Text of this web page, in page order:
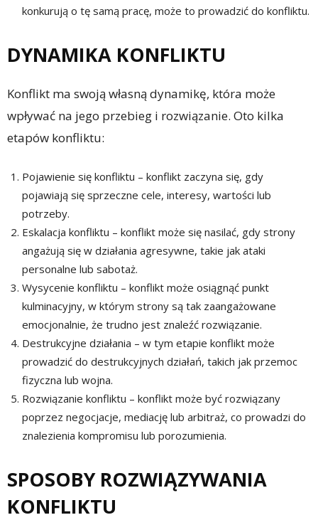
konkurują o tę samą pracę, może to prowadzić do konfliktu.
DYNAMIKA KONFLIKTU
Konflikt ma swoją własną dynamikę, która może
wpływać na jego przebieg i rozwiązanie. Oto kilka
etapów konfliktu:
Pojawienie się konfliktu – konflikt zaczyna się, gdy
pojawiają się sprzeczne cele, interesy, wartości lub
potrzeby.
Eskalacja konfliktu – konflikt może się nasilać, gdy strony
angażują się w działania agresywne, takie jak ataki
personalne lub sabotaż.
Wysycenie konfliktu – konflikt może osiągnąć punkt
kulminacyjny, w którym strony są tak zaangażowane
emocjonalnie, że trudno jest znaleźć rozwiązanie.
Destrukcyjne działania – w tym etapie konflikt może
prowadzić do destrukcyjnych działań, takich jak przemoc
fizyczna lub wojna.
Rozwiązanie konfliktu – konflikt może być rozwiązany
poprzez negocjacje, mediację lub arbitraż, co prowadzi do
znalezienia kompromisu lub porozumienia.
SPOSOBY ROZWIĄZYWANIA
KONFLIKTU